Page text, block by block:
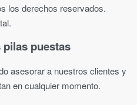
los derechos reservados.
pilas puestas
asesorar a nuestros clientes y
en cualquier momento.